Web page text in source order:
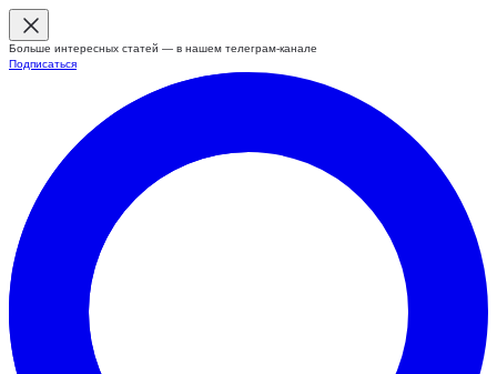
Больше интересных статей — в нашем телеграм-канале
Подписаться